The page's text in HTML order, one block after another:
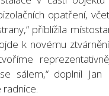
opatření,
přiblížila
k novému
sálem,“ doplnil Jan